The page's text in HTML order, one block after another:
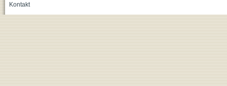
Kontakt